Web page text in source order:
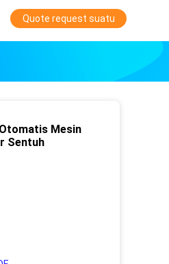
Quote request suatu
Mesin
Sentuh